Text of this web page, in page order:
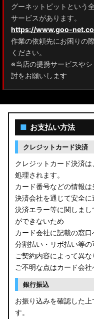
NHP17/NSP17NCP17 シエ
M900A/M910A ルーミー
A200A/A210A ライズ
E52 エルグランド
T32 エクストレイル
C28 セレナ
B21A デイズルークス
E13 ノート
E12 ノート
B44A/B45A B47A/B48A
JF3/4 N-BOX カスタム
JH3/4 N-WGN
JH1/2 N-WGN
グーネットピットという
サービスがあります。
https://www.goo-
作業の依頼先にお困りの
ください。
※当店の提携サービスや
討をお願いします
■ お支払い方法
クレジットカード決済
クレジットカード決済
処理されます。
カード番号などの情報は
決済会社を通じて安全に
決済エラー等に関しま
ができないため
カード会社に記載の窓口
分割払い・リボ払い等
ご契約内容によって異な
ご不明な点はカード会社
銀行振込
お振り込みを確認した
す。